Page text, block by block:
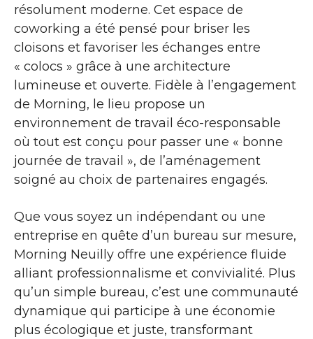
résolument moderne. Cet espace de
coworking a été pensé pour briser les
cloisons et favoriser les échanges entre
« colocs » grâce à une architecture
lumineuse et ouverte. Fidèle à l’engagement
de Morning, le lieu propose un
environnement de travail éco-responsable
où tout est conçu pour passer une « bonne
journée de travail », de l’aménagement
soigné au choix de partenaires engagés.
Que vous soyez un indépendant ou une
entreprise en quête d’un bureau sur mesure,
Morning Neuilly offre une expérience fluide
alliant professionnalisme et convivialité. Plus
qu’un simple bureau, c’est une communauté
dynamique qui participe à une économie
plus écologique et juste, transformant